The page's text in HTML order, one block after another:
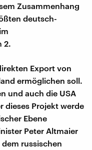
Zusammenhang
deutsch-
2.
Export von
ermöglichen soll.
und auch die USA
dieses Projekt werde
Ebene
Peter Altmaier
russischen